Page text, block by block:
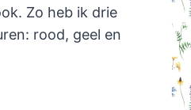
Zo heb ik drie
rood, geel en